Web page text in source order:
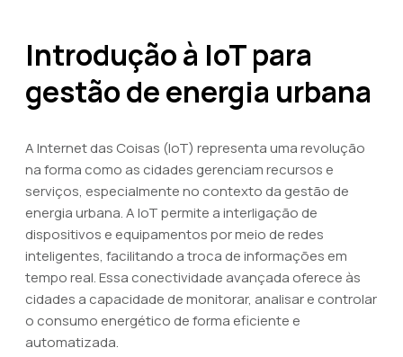
Introdução à IoT para
gestão de energia urbana
A Internet das Coisas (IoT) representa uma revolução
na forma como as cidades gerenciam recursos e
serviços, especialmente no contexto da gestão de
energia urbana. A IoT permite a interligação de
dispositivos e equipamentos por meio de redes
inteligentes, facilitando a troca de informações em
tempo real. Essa conectividade avançada oferece às
cidades a capacidade de monitorar, analisar e controlar
o consumo energético de forma eficiente e
automatizada.